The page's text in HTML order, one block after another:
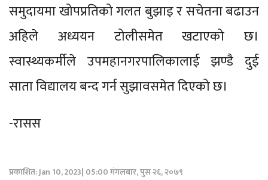
समुदायमा खोपप्रतिको गलत बुझाइ र सचेतना बढाउन
अहिले अध्ययन टोलीसमेत खटाएको छ।
स्वास्थ्यकर्मीले उपमहानगरपालिकालाई झण्डै दुई
साता विद्यालय बन्द गर्न सुझावसमेत दिएको छ।
-रासस
प्रकाशित: Jan 10, 2023| 05:00 मंगलबार, पुस २६, २०७९